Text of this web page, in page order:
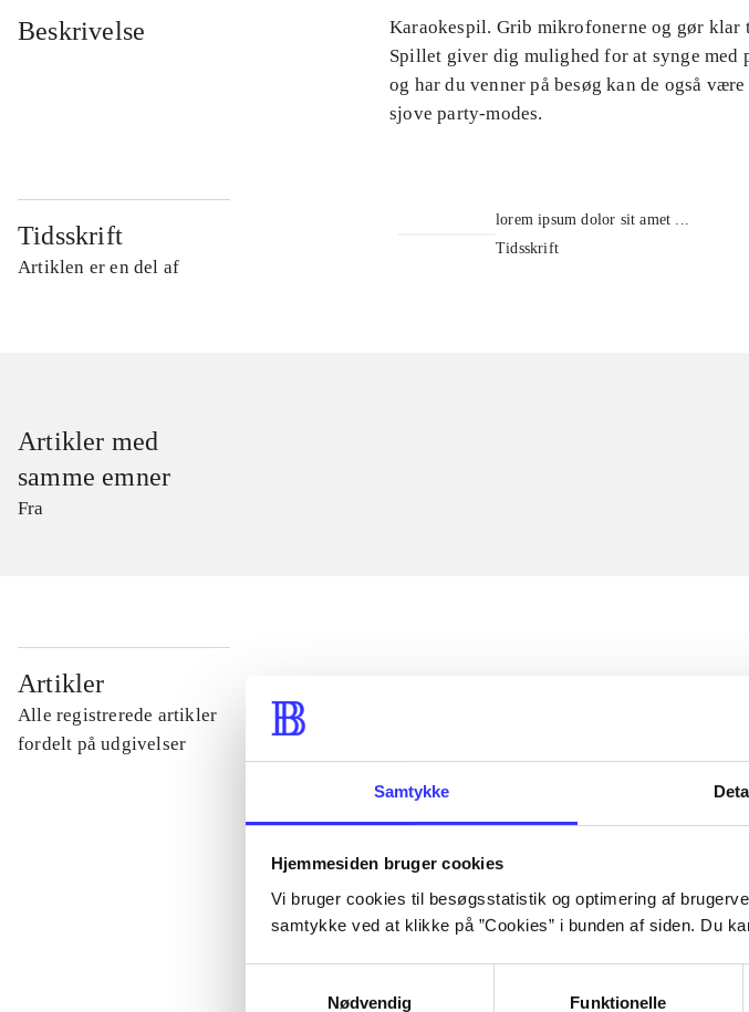
Samtykke
Hjemmesiden bruger cookies
Vi bruger cookies til besøgsstatistik og optimering af
samtykke ved at klikke på ”Cookies” i bunden af siden. Du
Nødvendig
Funktionelle
Beskrivelse
Karaokespil. Grib mikrofonerne og gør klar
Spillet giver dig mulighed for at synge med
og har du venner på besøg kan de også
sjove party-modes.
Tidsskrift
Artiklen er en del af
lorem ipsum dolor sit amet ...
Tidsskrift
Artikler med
samme emner
Fra
Artikler
Alle registrerede artikler
fordelt på udgivelser